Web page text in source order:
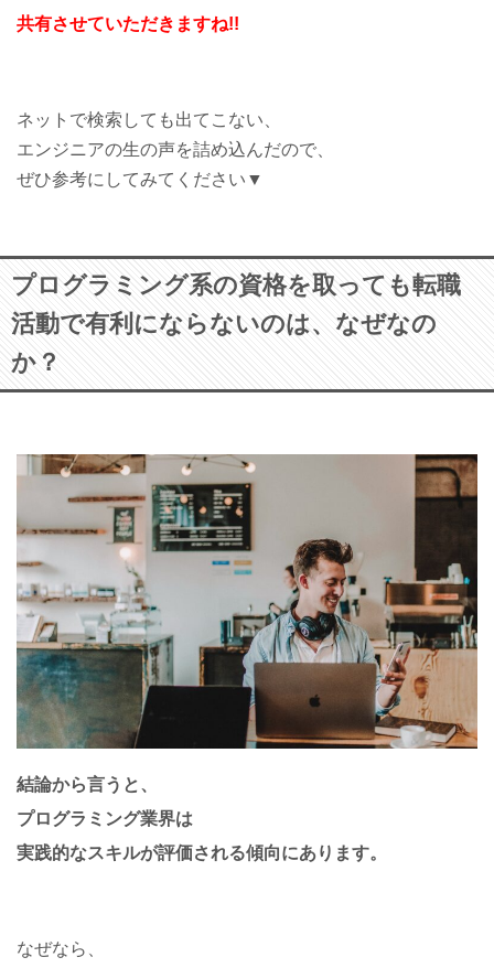
共有させていただきますね!!
ネットで検索しても出てこない、
エンジニアの生の声を詰め込んだので、
ぜひ参考にしてみてください▼
プログラミング系の資格を取っても転職
活動で有利にならないのは、なぜなの
か？
結論から言うと、
プログラミング業界は
実践的なスキルが評価される傾向にあります。
なぜなら、